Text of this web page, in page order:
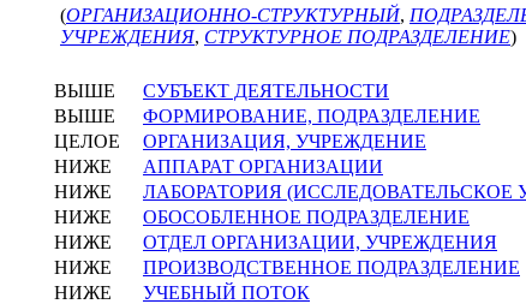
(ОРГАНИЗАЦИОННО-СТРУКТУРНЫЙ,
УЧРЕЖДЕНИЯ, СТРУКТУРНОЕ ПОДРАЗДЕЛЕНИЕ)
ВЫШЕ
СУБЪЕКТ ДЕЯТЕЛЬНОСТИ
ВЫШЕ
ФОРМИРОВАНИЕ, ПОДРАЗДЕЛЕНИЕ
ЦЕЛОЕ
ОРГАНИЗАЦИЯ, УЧРЕЖДЕНИЕ
НИЖЕ
АППАРАТ ОРГАНИЗАЦИИ
НИЖЕ
ЛАБОРАТОРИЯ (ИССЛЕДОВАТЕЛЬСКОЕ
НИЖЕ
ОБОСОБЛЕННОЕ ПОДРАЗДЕЛЕНИЕ
НИЖЕ
ОТДЕЛ ОРГАНИЗАЦИИ, УЧРЕЖДЕНИЯ
НИЖЕ
ПРОИЗВОДСТВЕННОЕ ПОДРАЗДЕЛЕНИЕ
НИЖЕ
УЧЕБНЫЙ ПОТОК